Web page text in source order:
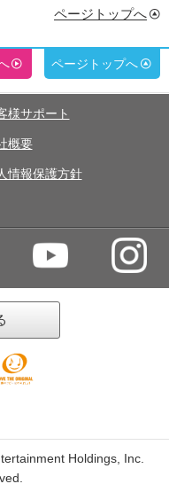
ページトップへ
ページトップへ
様サポート
概要
情報保護方針
Holdings, Inc.